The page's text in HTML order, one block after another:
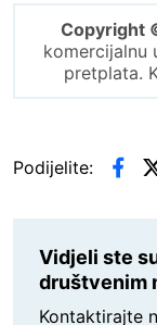
Copyright
komercijalnu
pretplata.
Podijelite:
Vidjeli ste
društvenim
Kontaktirajte